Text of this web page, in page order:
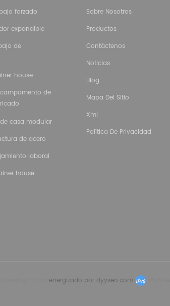
forzado
expandible
de
house
de
casa modular
de acero
laboral
house
Sobre Nosotros
Productos
Contáctenos
Noticias
Blog
Mapa Del Sitio
Xml
Política De Privacidad
energizado por dyyseo.com